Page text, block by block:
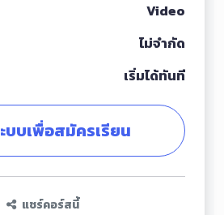
Video
ไม่จำกัด
เริ่มได้ทันที
บบเพื่อสมัครเรียน
แชร์คอร์สนี้